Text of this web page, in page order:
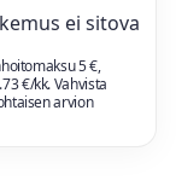
ei sitova
5 €,
€/kk. Vahvista
arvion